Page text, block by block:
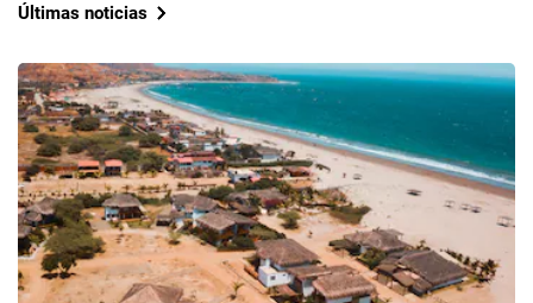
Últimas noticias